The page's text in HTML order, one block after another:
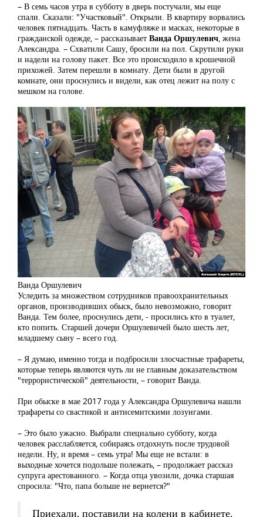
– В семь часов утра в субботу в дверь постучали, мы еще
спали. Сказали: "Участковый". Открыли. В квартиру ворвались
человек пятнадцать. Часть в камуфляже и масках, некоторые в
гражданской одежде, – рассказывает Ванда Оршулевич, жена
Александра. – Схватили Сашу, бросили на пол. Скрутили руки
и надели на голову пакет. Все это происходило в крошечной
прихожей. Затем перешли в комнату. Дети были в другой
комнате, они проснулись и видели, как отец лежит на полу с
мешком на голове.
Ванда Оршулевич
Уследить за множеством сотрудников правоохранительных
органов, производивших обыск, было невозможно, говорит
Ванда. Тем более, проснулись дети, - просились кто в туалет,
кто попить. Старшей дочери Оршулевичей было шесть лет,
младшему сыну – всего год.
– Я думаю, именно тогда и подбросили злосчастные трафареты,
которые теперь являются чуть ли не главным доказательством
"террористической" деятельности, – говорит Ванда.
При обыске в мае 2017 года у Александра Оршулевича нашли
трафареты со свастикой и антисемитскими лозунгами.
– Это было ужасно. Выбрали специально субботу, когда
человек расслабляется, собираясь отдохнуть после трудовой
недели. Ну, и время – семь утра! Мы еще не встали: в
выходные хочется подольше полежать, – продолжает рассказ
супруга арестованного. – Когда отца увозили, дочка старшая
спросила: "Что, папа больше не вернется?"
Приехали, поставили на колени в кабинете,